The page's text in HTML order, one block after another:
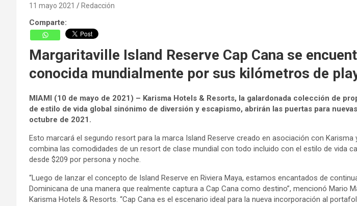
11 mayo 2021 Redacción
Comparte:
Margaritaville Island Reserve Cap Cana se
conocida mundialmente por sus kilómetros de
MIAMI (10 de mayo de 2021) – Karisma Hotels & Resorts, la galardonada colección de
de estilo de vida global sinónimo de diversión y escapismo, abrirán las puertas para
octubre de 2021.
Esto marcará el segundo resort para la marca Island Reserve creado en asociación con
combina las comodidades de un resort de clase mundial con todo incluido con el estilo de vida
desde $209 por persona y noche.
“Luego de lanzar el concepto de Island Reserve en Riviera Maya, estamos encantados de
Dominicana de una manera que realmente captura a Cap Cana como destino”, mencionó Mario
Karisma Hotels & Resorts. “Cap Cana es el escenario ideal para la nueva incorporación al